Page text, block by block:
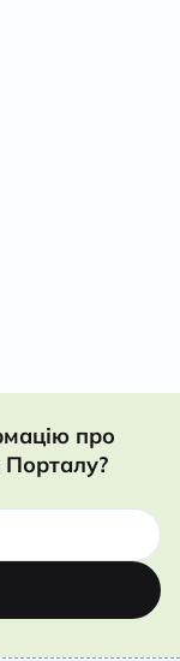
про
Порталу?